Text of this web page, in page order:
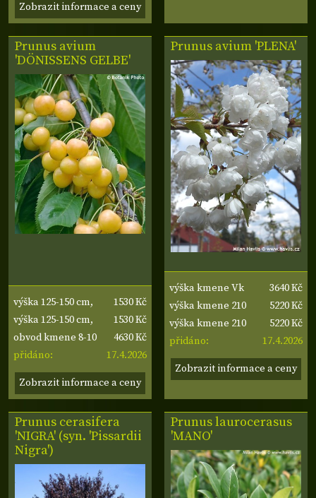
Zobrazit informace a ceny
Prunus avium
'DÖNISSENS GELBE'
výška 125-150 cm,
výška kmene 40 cm
1530 Kč
výška 125-150 cm,
výška kmene 40 cm
1530 Kč
obvod kmene 8-10
cm
4630 Kč
přidáno:
17.4.2026
Zobrazit informace a ceny
Prunus avium 'PLENA'
výška kmene Vk
cm, obvod kmene 8-
10 cm
3640 Kč
výška kmene 210
cm, obvod kmene
10-12 cm
5220 Kč
výška kmene 210
cm, obvod kmene
10-12 cm
5220 Kč
přidáno:
17.4.2026
Zobrazit informace a ceny
Prunus cerasifera
'NIGRA' (syn. 'Pissardii
Nigra')
Prunus laurocerasus
'MANO'